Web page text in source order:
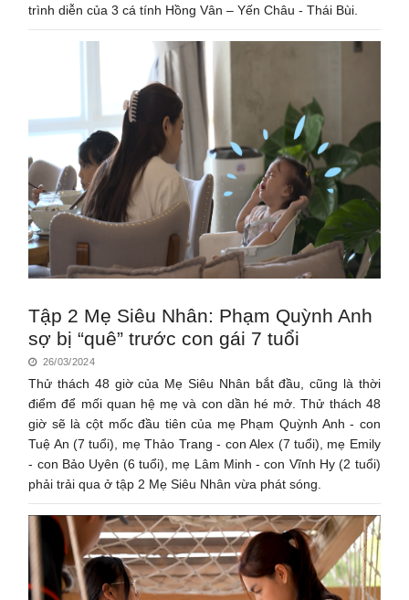
trình diễn của 3 cá tính Hồng Vân – Yến Châu - Thái Bùi.
Tập 2 Mẹ Siêu Nhân: Phạm Quỳnh Anh
sợ bị “quê” trước con gái 7 tuổi
26/03/2024
Thử thách 48 giờ của Mẹ Siêu Nhân bắt đầu, cũng là thời
điểm để mối quan hệ mẹ và con dần hé mở. Thử thách 48
giờ sẽ là cột mốc đầu tiên của mẹ Phạm Quỳnh Anh - con
Tuệ An (7 tuổi), mẹ Thảo Trang - con Alex (7 tuổi), mẹ Emily
- con Bảo Uyên (6 tuổi), mẹ Lâm Minh - con Vĩnh Hy (2 tuổi)
phải trải qua ở tập 2 Mẹ Siêu Nhân vừa phát sóng.